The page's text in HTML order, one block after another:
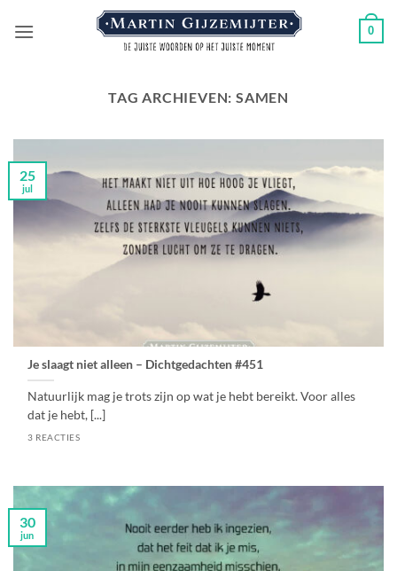
naar
0
TAG ARCHIEVEN: SAMEN
Je slaagt niet alleen – Dichtgedachten #451
Natuurlijk mag je trots zijn op wat je hebt bereikt. Voor alles
dat je hebt, [...]
3 REACTIES
25
jul
30
jun